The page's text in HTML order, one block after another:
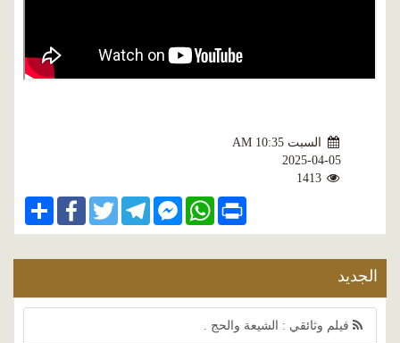
السبت AM 10:35
2025-04-05
ShareFacebookTwitterTelegramFacebook
Messenger
WhatsApp Print
الجديد
فيلم وثائقي : الشيعة والحج .